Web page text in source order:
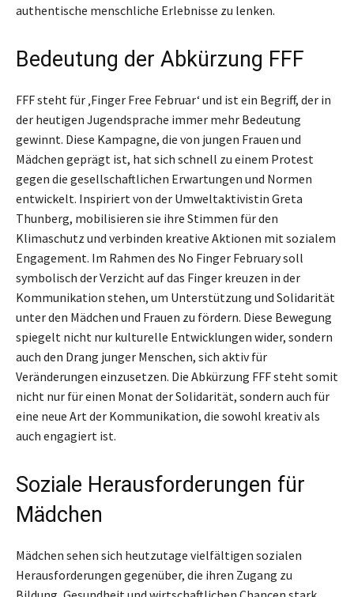
authentische menschliche Erlebnisse zu lenken.
Bedeutung der Abkürzung FFF
FFF steht für ‚Finger Free Februar‘ und ist ein Begriff, der in
der heutigen Jugendsprache immer mehr Bedeutung
gewinnt. Diese Kampagne, die von jungen Frauen und
Mädchen geprägt ist, hat sich schnell zu einem Protest
gegen die gesellschaftlichen Erwartungen und Normen
entwickelt. Inspiriert von der Umweltaktivistin Greta
Thunberg, mobilisieren sie ihre Stimmen für den
Klimaschutz und verbinden kreative Aktionen mit sozialem
Engagement. Im Rahmen des No Finger February soll
symbolisch der Verzicht auf das Finger kreuzen in der
Kommunikation stehen, um Unterstützung und Solidarität
unter den Mädchen und Frauen zu fördern. Diese Bewegung
spiegelt nicht nur kulturelle Entwicklungen wider, sondern
auch den Drang junger Menschen, sich aktiv für
Veränderungen einzusetzen. Die Abkürzung FFF steht somit
nicht nur für einen Monat der Solidarität, sondern auch für
eine neue Art der Kommunikation, die sowohl kreativ als
auch engagiert ist.
Soziale Herausforderungen für
Mädchen
Mädchen sehen sich heutzutage vielfältigen sozialen
Herausforderungen gegenüber, die ihren Zugang zu